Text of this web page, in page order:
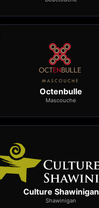
Octenbulle
Mascouche
Culture Shawinigan
Shawinigan